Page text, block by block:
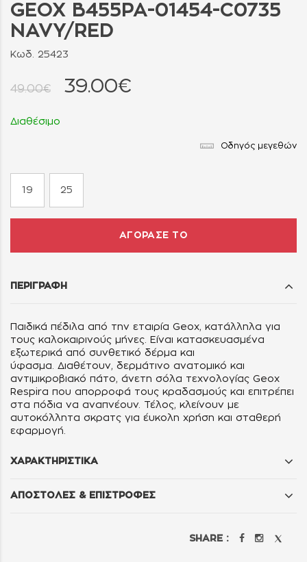
GEOX B455PA-01454-C0735
NAVY/RED
Κωδ. 25423
49.00€ 39.00€
Διαθέσιμο
Οδηγός μεγεθών
19 25
ΑΓΟΡΑΣΕ ΤΟ
ΠΕΡΙΓΡΑΦΗ
Παιδικά πέδιλα από την εταιρία Geox, κατάλληλα για
τους καλοκαιρινούς μήνες. Είναι κατασκευασμένα
εξωτερικά από συνθετικό δέρμα και
ύφασμα. Διαθέτουν, δερμάτινο ανατομικό και
αντιμικροβιακό πάτο, άνετη σόλα τεχνολογίας Geox
Respira που απορροφά τους κραδασμούς και επιτρέπει
στα πόδια να αναπνέουν. Τέλος, κλείνουν με
αυτοκόλλητα σκρατς για έυκολη χρήση και σταθερή
εφαρμογή.
ΧΑΡΑΚΤΗΡΙΣΤΙΚΑ
ΑΠΟΣΤΟΛΕΣ & ΕΠΙΣΤΡΟΦΕΣ
SHARE :